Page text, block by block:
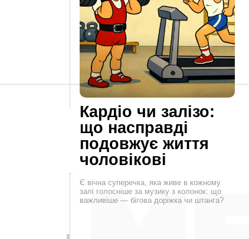
Кардіо чи залізо:
що насправді
подовжує життя
чоловікові
Є вічна суперечка, яка живе в кожному
залі голосніше за музику з колонок: що
важливіше — бігова доріжка чи штанга?